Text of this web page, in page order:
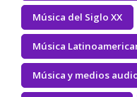
Música del Siglo XX
Música
Música y medios